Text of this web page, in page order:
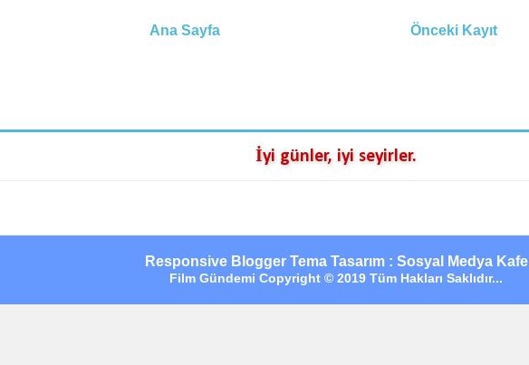
Önceki Kayıt
Ana Sayfa
İyi günler, iyi seyirler.
Responsive Blogger Tema Tasarım : Sosyal Medya Kafe
Film Gündemi Copyright © 2019 Tüm Hakları Saklıdır...